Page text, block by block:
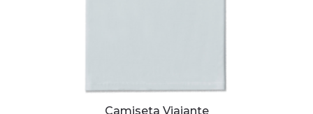
Camiseta Viajante